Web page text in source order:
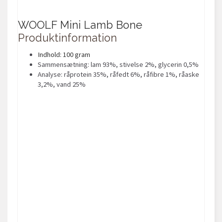
WOOLF Mini Lamb Bone
Produktinformation
Indhold: 100 gram
Sammensætning: lam 93%, stivelse 2%, glycerin 0,5%
Analyse: råprotein 35%, råfedt 6%, råfibre 1%, råaske
3,2%, vand 25%